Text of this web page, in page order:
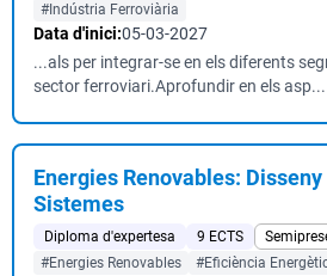
#Indústria Ferroviària
Data d'inici:05-03-2027
...als per integrar-se en els diferents
sector ferroviari.Aprofundir en els asp...
Energies Renovables:
Sistemes
Diploma d'expertesa 9 ECTS
#Energies Renovables
#Eficiència